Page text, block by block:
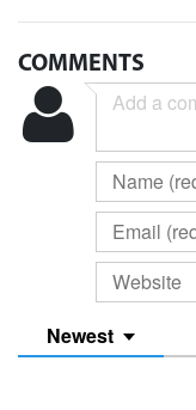
COMMENTS
Newest